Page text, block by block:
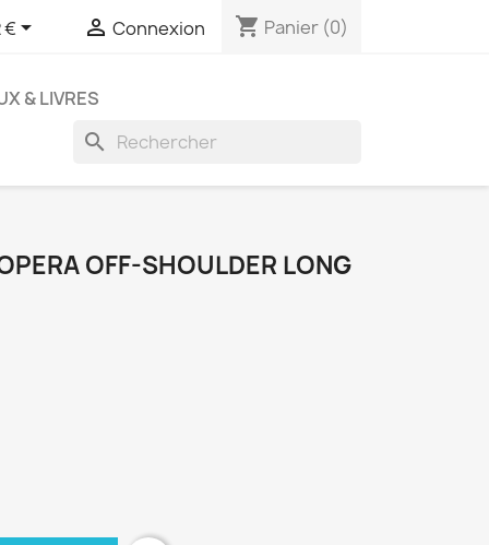
€  Connexion shopping_cart Panier (0)
& LIVRES
search
OFF-SHOULDER LONG